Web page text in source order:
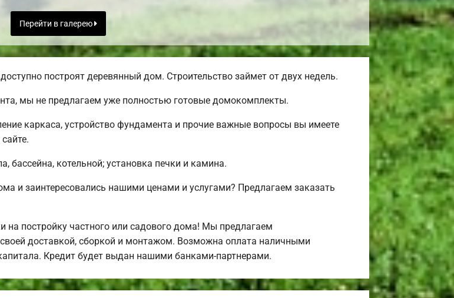
Перейти в галерею
построят деревянный дом. Строительство займет от двух недель.
мы не предлагаем уже полностью готовые домокомплекты.
каркаса, устройство фундамента и прочие важные вопросы вы имеете
бассейна, котельной; установка печки и камина.
и заинтересовались нашими ценами и услугами? Предлагаем заказать
постройку частного или садового дома! Мы предлагаем
доставкой, сборкой и монтажом. Возможна оплата наличными
Кредит будет выдан нашими банками-партнерами.